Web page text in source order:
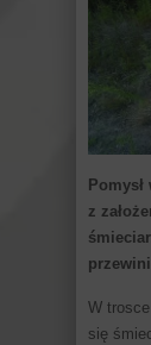
z
W
się